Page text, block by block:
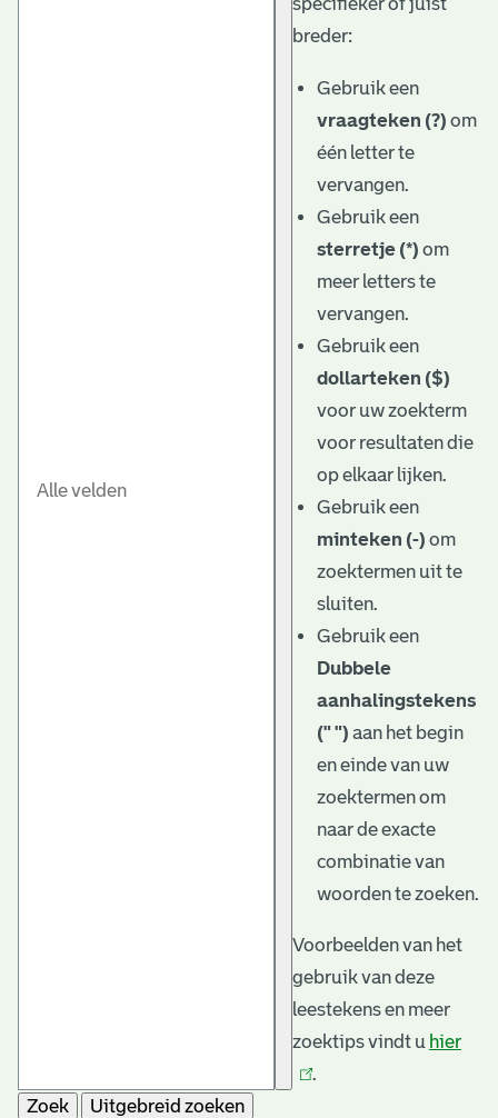
specifieker of juist
breder:
Gebruik een
vraagteken (?) om
één letter te
vervangen.
Gebruik een
sterretje (*) om
meer letters te
vervangen.
Gebruik een
dollarteken ($)
voor uw zoekterm
voor resultaten die
op elkaar lijken.
Gebruik een
minteken (-) om
zoektermen uit te
sluiten.
Gebruik een
Dubbele
aanhalingstekens
(" ") aan het begin
en einde van uw
zoektermen om
naar de exacte
combinatie van
woorden te zoeken.
Voorbeelden van het
gebruik van deze
leestekens en meer
zoektips vindt u hier
.
Zoek
Uitgebreid zoeken